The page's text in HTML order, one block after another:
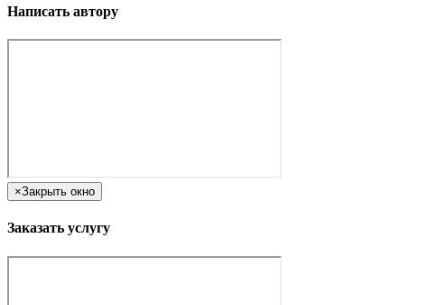
Написать автору
×Закрыть окно
Заказать услугу